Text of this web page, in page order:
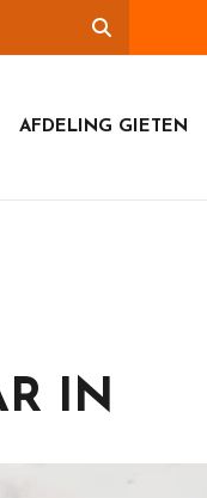
AFDELING GIETEN
IN